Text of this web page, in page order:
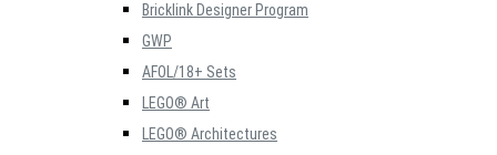
Bricklink Designer Program
GWP
AFOL/18+ Sets
LEGO® Art
LEGO® Architectures